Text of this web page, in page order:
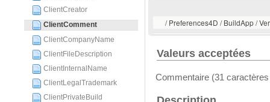
ClientCreator
ClientComment
ClientCompanyName
ClientFileDescription
ClientInternalName
ClientLegalTrademark
ClientPrivateBuild
/ Preferences4D / BuildApp /
Valeurs acceptées
Commentaire (31